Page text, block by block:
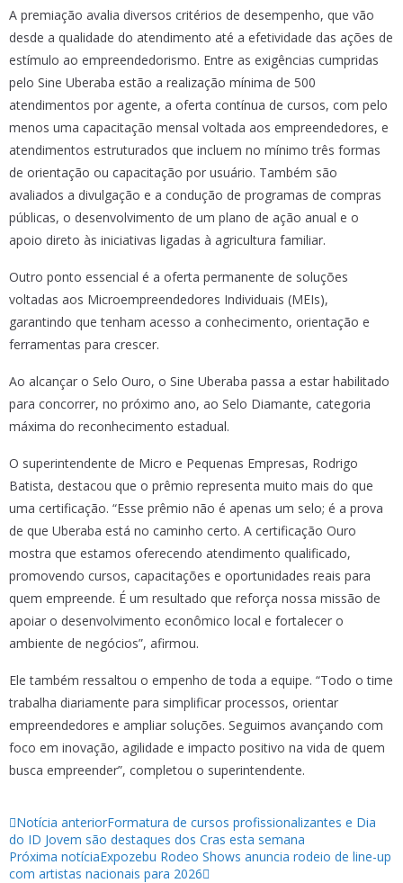
A premiação avalia diversos critérios de desempenho, que vão
desde a qualidade do atendimento até a efetividade das ações de
estímulo ao empreendedorismo. Entre as exigências cumpridas
pelo Sine Uberaba estão a realização mínima de 500
atendimentos por agente, a oferta contínua de cursos, com pelo
menos uma capacitação mensal voltada aos empreendedores, e
atendimentos estruturados que incluem no mínimo três formas
de orientação ou capacitação por usuário. Também são
avaliados a divulgação e a condução de programas de compras
públicas, o desenvolvimento de um plano de ação anual e o
apoio direto às iniciativas ligadas à agricultura familiar.
Outro ponto essencial é a oferta permanente de soluções
voltadas aos Microempreendedores Individuais (MEIs),
garantindo que tenham acesso a conhecimento, orientação e
ferramentas para crescer.
Ao alcançar o Selo Ouro, o Sine Uberaba passa a estar habilitado
para concorrer, no próximo ano, ao Selo Diamante, categoria
máxima do reconhecimento estadual.
O superintendente de Micro e Pequenas Empresas, Rodrigo
Batista, destacou que o prêmio representa muito mais do que
uma certificação. “Esse prêmio não é apenas um selo; é a prova
de que Uberaba está no caminho certo. A certificação Ouro
mostra que estamos oferecendo atendimento qualificado,
promovendo cursos, capacitações e oportunidades reais para
quem empreende. É um resultado que reforça nossa missão de
apoiar o desenvolvimento econômico local e fortalecer o
ambiente de negócios”, afirmou.
Ele também ressaltou o empenho de toda a equipe. “Todo o time
trabalha diariamente para simplificar processos, orientar
empreendedores e ampliar soluções. Seguimos avançando com
foco em inovação, agilidade e impacto positivo na vida de quem
busca empreender”, completou o superintendente.
Notícia anteriorFormatura de cursos profissionalizantes e Dia
do ID Jovem são destaques dos Cras esta semana
Próxima notíciaExpozebu Rodeo Shows anuncia rodeio de line-up
com artistas nacionais para 2026